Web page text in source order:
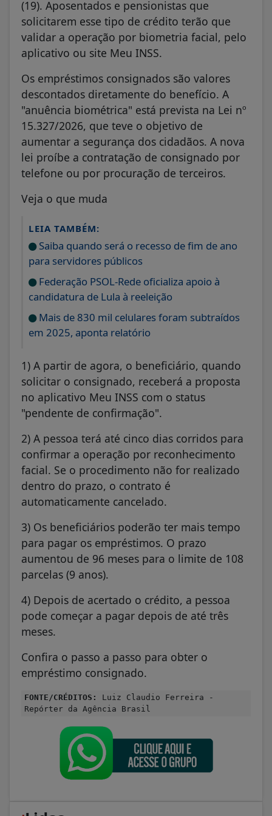
(19). Aposentados e pensionistas que
solicitarem esse tipo de crédito terão que
validar a operação por biometria facial, pelo
aplicativo ou site Meu INSS.
Os empréstimos consignados são valores
descontados diretamente do benefício. A
"anuência biométrica" está prevista na Lei nº
15.327/2026, que teve o objetivo de
aumentar a segurança dos cidadãos. A nova
lei proíbe a contratação de consignado por
telefone ou por procuração de terceiros.
Veja o que muda
LEIA TAMBÉM:
Saiba quando será o recesso de fim de ano
para servidores públicos
Federação PSOL-Rede oficializa apoio à
candidatura de Lula à reeleição
Mais de 830 mil celulares foram subtraídos
em 2025, aponta relatório
1) A partir de agora, o beneficiário, quando
solicitar o consignado, receberá a proposta
no aplicativo Meu INSS com o status
"pendente de confirmação".
2) A pessoa terá até cinco dias corridos para
confirmar a operação por reconhecimento
facial. Se o procedimento não for realizado
dentro do prazo, o contrato é
automaticamente cancelado.
3) Os beneficiários poderão ter mais tempo
para pagar os empréstimos. O prazo
aumentou de 96 meses para o limite de 108
parcelas (9 anos).
4) Depois de acertado o crédito, a pessoa
pode começar a pagar depois de até três
meses.
Confira o passo a passo para obter o
empréstimo consignado.
FONTE/CRÉDITOS:
Luiz Claudio Ferreira -
Repórter da Agência Brasil